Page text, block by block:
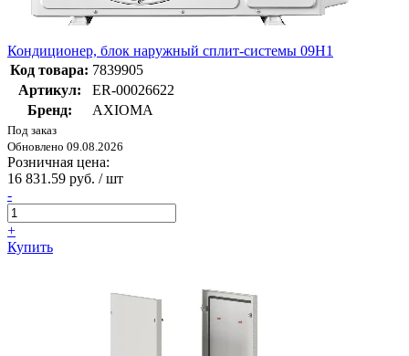
Кондиционер, блок наружный сплит-системы 09H1
Код товара: 7839905
Артикул:
ER-00026622
Бренд:
AXIOMA
Под заказ
Обновлено 09.08.2026
Розничная цена:
16 831.59 руб. / шт
-
+
Купить